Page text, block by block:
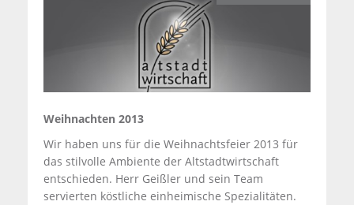
Weihnachten 2013
Wir haben uns für die Weihnachtsfeier 2013 für
das stilvolle Ambiente der Altstadtwirtschaft
entschieden. Herr Geißler und sein Team
servierten köstliche einheimische Spezialitäten.